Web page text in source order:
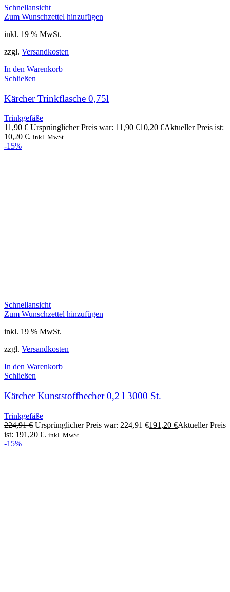
Schnellansicht
Zum Wunschzettel hinzufügen
inkl. 19 % MwSt.
zzgl. Versandkosten
In den Warenkorb
Schließen
Kärcher Trinkflasche 0,75l
Trinkgefäße
11,90€ Ursprünglicher Preis war: 11,90 €10,20 €Aktueller Preis ist:
10,20 €. inkl. MwSt.
-15%
Schnellansicht
Zum Wunschzettel hinzufügen
inkl. 19 % MwSt.
zzgl. Versandkosten
In den Warenkorb
Schließen
Kärcher Kunststoffbecher 0,2 l 3000 St.
Trinkgefäße
224,91€ Ursprünglicher Preis war: 224,91 €191,20 €Aktueller Preis
ist: 191,20 €. inkl. MwSt.
-15%